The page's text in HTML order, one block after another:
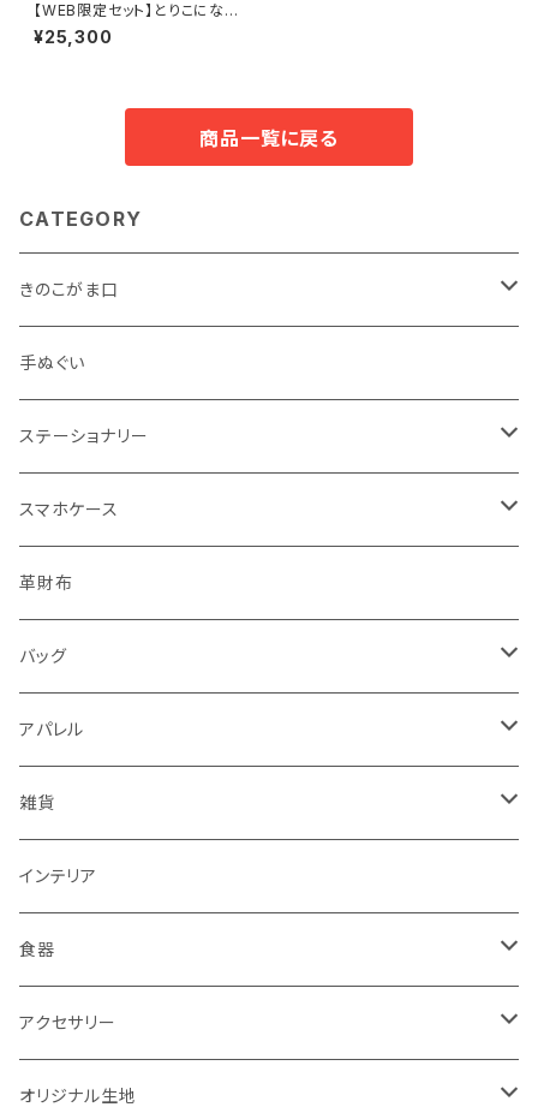
【WEB限定セット】とりこにな〜
るセットアップ-レッド
¥25,300
商品一覧に戻る
CATEGORY
きのこがま口
手のひらサイズ
バッグサイズ
手ぬぐい
ステーショナリー
ポストカード・ボールペン
レターセット・メモ
シール・ステッカー・マスキングテープ
スタンプ・はんこ
ノート・手帳・カレンダー
ラッピングペーパー・封筒
インク
スマホケース
手帳型ケース
グリップ型ケース
スマホリング
マルチクロス（メガネ拭き）
革財布
バッグ
トートバッグ・ランチバッグ
がま口バッグ
アパレル
Tシャツ
ワンピース
タイツ・レギンス
靴下
パーカー
雑貨
ポーチ
トートバッグ
ケース
キーホルダー
インテリア
食器
マグカップ
カップ＆ソーサー
アクセサリー
ブローチ
オリジナル生地